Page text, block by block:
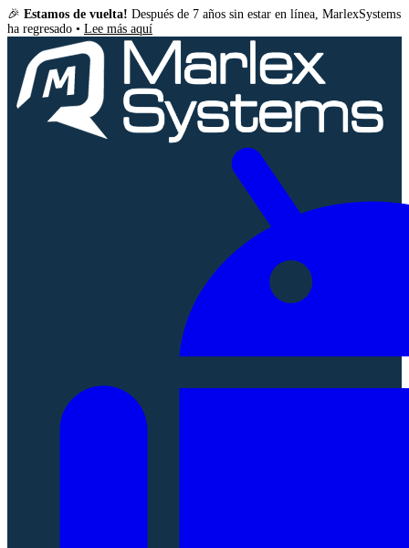
🎉 Estamos de vuelta! Después de 7 años sin estar en línea, MarlexSystems
ha regresado • Lee más aquí